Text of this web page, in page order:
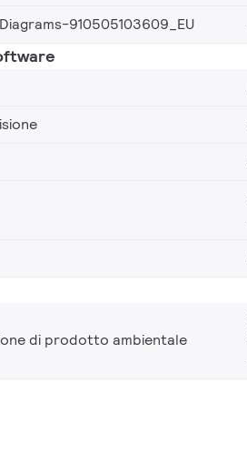
910505103609_EU
di prodotto ambientale